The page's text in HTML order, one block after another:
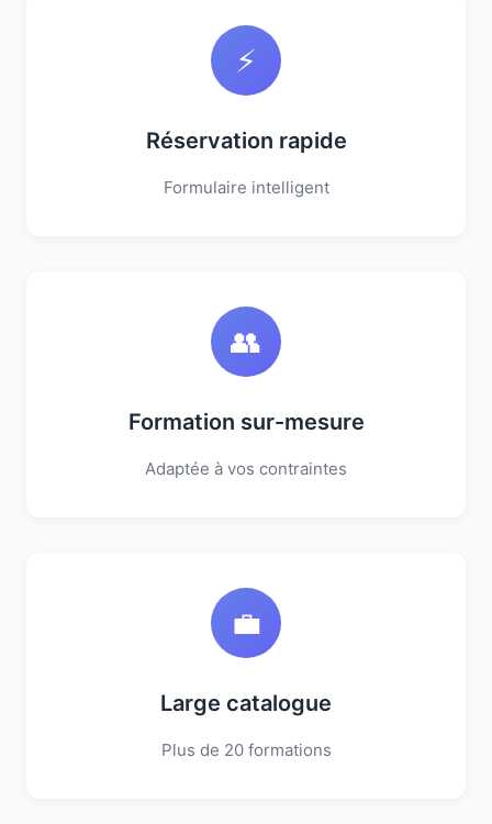
⚡
Réservation rapide
Formulaire intelligent
👥
Formation sur-mesure
Adaptée à vos contraintes
💼
Large catalogue
Plus de 20 formations